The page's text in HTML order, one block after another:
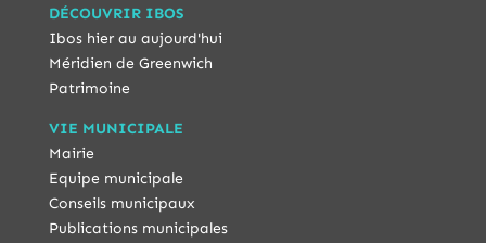
DÉCOUVRIR IBOS
Ibos hier au aujourd'hui
Méridien de Greenwich
Patrimoine
VIE MUNICIPALE
Mairie
Equipe municipale
Conseils municipaux
Publications municipales